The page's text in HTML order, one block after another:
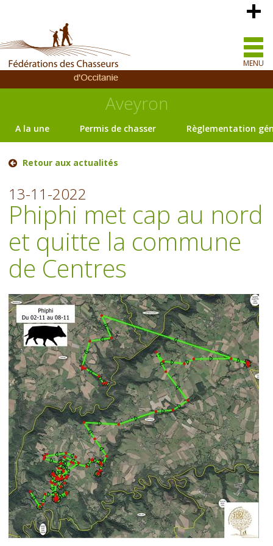
MENU
Aveyron
A la une Permis de chasser Règlementation
Retour aux actualités
13-11-2022
Phiphi met cap au nord
et quitte la commune
de Centres